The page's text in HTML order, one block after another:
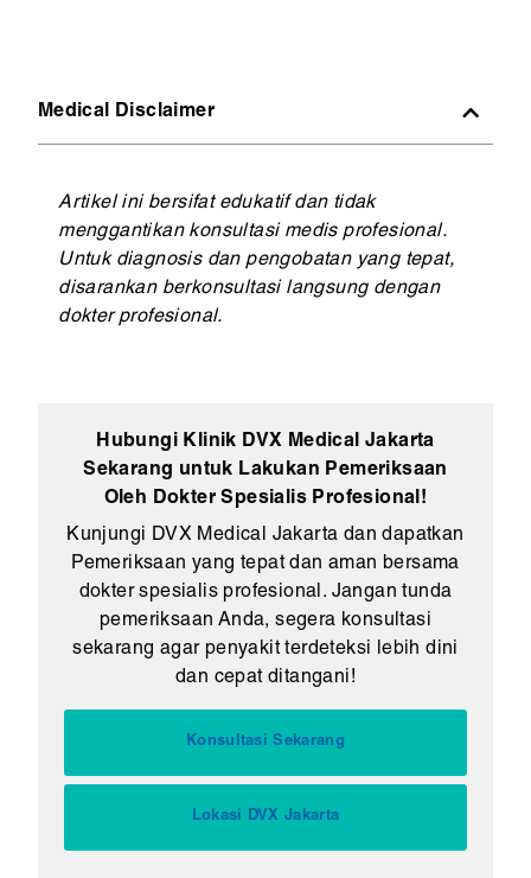
Medical Disclaimer
Artikel ini bersifat edukatif dan tidak
menggantikan konsultasi medis profesional.
Untuk diagnosis dan pengobatan yang tepat,
disarankan berkonsultasi langsung dengan
dokter profesional.
Hubungi Klinik DVX Medical Jakarta
Sekarang untuk Lakukan Pemeriksaan
Oleh Dokter Spesialis Profesional!
Kunjungi DVX Medical Jakarta dan dapatkan
Pemeriksaan yang tepat dan aman bersama
dokter spesialis profesional. Jangan tunda
pemeriksaan Anda, segera konsultasi
sekarang agar penyakit terdeteksi lebih dini
dan cepat ditangani!
Konsultasi Sekarang
Lokasi DVX Jakarta